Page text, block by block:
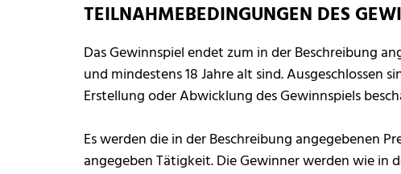
TEILNAHMEBEDINGUNGEN DES
Das Gewinnspiel endet zum in der Beschreibung
und mindestens 18 Jahre alt sind.
Erstellung oder Abwicklung des Gewinnspiels
Es werden die in der Beschreibung angegebenen
angegeben Tätigkeit. Die Gewinner werden wie in